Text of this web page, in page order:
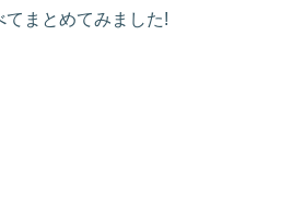
てまとめてみました!